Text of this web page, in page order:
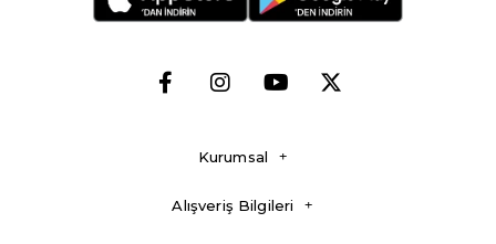
Kurumsal
Alışveriş Bilgileri